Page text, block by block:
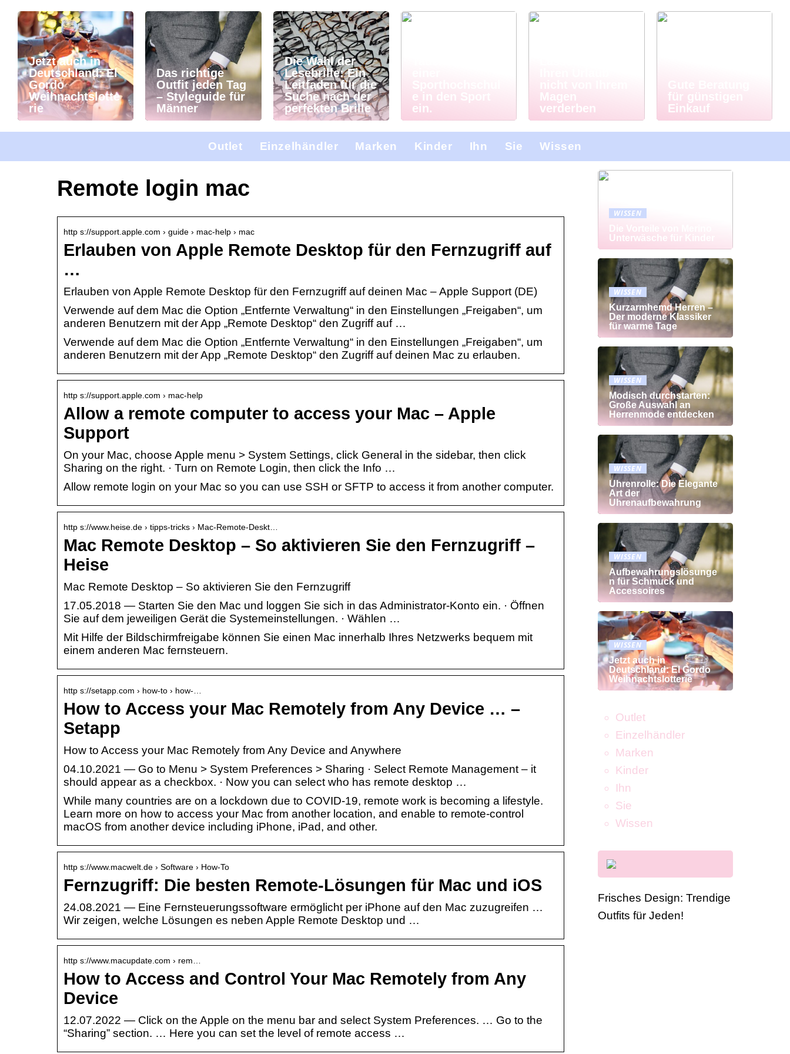
Jetzt auch in
Deutschland: El
Gordo
Weihnachtslotte
rie
Das richtige
Outfit jeden Tag
– Styleguide für
Männer
Die Wahl der
Lesebrille: Ein
Leitfaden für die
Suche nach der
perfekten Brille
e in den Sport
ein.
Magen
verderben
für günstigen
Einkauf
Outlet Einzelhändler Marken Kinder Ihn Sie Wissen
Remote login mac
http s://support.apple.com › guide › mac-help › mac
Erlauben von Apple Remote Desktop für den Fernzugriff auf
…
Erlauben von Apple Remote Desktop für den Fernzugriff auf deinen Mac – Apple Support (DE)
Verwende auf dem Mac die Option „Entfernte Verwaltung“ in den Einstellungen „Freigaben“, um
anderen Benutzern mit der App „Remote Desktop“ den Zugriff auf …
Verwende auf dem Mac die Option „Entfernte Verwaltung“ in den Einstellungen „Freigaben“, um
anderen Benutzern mit der App „Remote Desktop“ den Zugriff auf deinen Mac zu erlauben.
http s://support.apple.com › mac-help
Allow a remote computer to access your Mac – Apple
Support
On your Mac, choose Apple menu > System Settings, click General in the sidebar, then click
Sharing on the right. · Turn on Remote Login, then click the Info …
Allow remote login on your Mac so you can use SSH or SFTP to access it from another computer.
http s://www.heise.de › tipps-tricks › Mac-Remote-Deskt…
Mac Remote Desktop – So aktivieren Sie den Fernzugriff –
Heise
Mac Remote Desktop – So aktivieren Sie den Fernzugriff
17.05.2018 — Starten Sie den Mac und loggen Sie sich in das Administrator-Konto ein. · Öffnen
Sie auf dem jeweiligen Gerät die Systemeinstellungen. · Wählen …
Mit Hilfe der Bildschirmfreigabe können Sie einen Mac innerhalb Ihres Netzwerks bequem mit
einem anderen Mac fernsteuern.
http s://setapp.com › how-to › how-…
How to Access your Mac Remotely from Any Device … –
Setapp
How to Access your Mac Remotely from Any Device and Anywhere
04.10.2021 — Go to Menu > System Preferences > Sharing · Select Remote Management – it
should appear as a checkbox. · Now you can select who has remote desktop …
While many countries are on a lockdown due to COVID-19, remote work is becoming a lifestyle.
Learn more on how to access your Mac from another location, and enable to remote-control
macOS from another device including iPhone, iPad, and other.
http s://www.macwelt.de › Software › How-To
Fernzugriff: Die besten Remote-Lösungen für Mac und iOS
24.08.2021 — Eine Fernsteuerungssoftware ermöglicht per iPhone auf den Mac zuzugreifen …
Wir zeigen, welche Lösungen es neben Apple Remote Desktop und …
http s://www.macupdate.com › rem…
How to Access and Control Your Mac Remotely from Any
Device
12.07.2022 — Click on the Apple on the menu bar and select System Preferences. … Go to the
“Sharing” section. … Here you can set the level of remote access …
WISSEN
Die Vorteile von Merino
Unterwäsche für Kinder
WISSEN
Kurzarmhemd Herren –
Der moderne Klassiker
für warme Tage
WISSEN
Modisch durchstarten:
Große Auswahl an
Herrenmode entdecken
WISSEN
Uhrenrolle: Die Elegante
Art der
Uhrenaufbewahrung
WISSEN
Aufbewahrungslösunge
n für Schmuck und
Accessoires
WISSEN
Jetzt auch in
Deutschland: El Gordo
Weihnachtslotterie
Outlet
Einzelhändler
Marken
Kinder
Ihn
Sie
Wissen
Frisches Design: Trendige
Outfits für Jeden!